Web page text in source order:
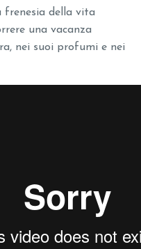
della vita
una vacanza
nei suoi profumi e nei